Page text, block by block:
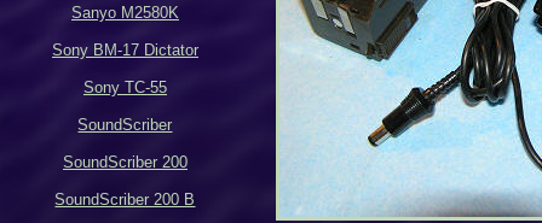
Sanyo M2580K
Sony BM-17 Dictator
Sony TC-55
SoundScriber
SoundScriber 200
SoundScriber 200 B